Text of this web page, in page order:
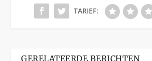
TARIEF:
GERELATEERDE BERICHTEN